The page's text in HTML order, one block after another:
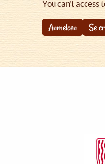
You can't access
Anmelden Se